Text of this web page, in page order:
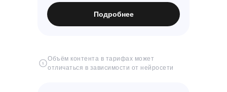
Объём контента в тарифах может
отличаться в зависимости от нейросети
Подробнее